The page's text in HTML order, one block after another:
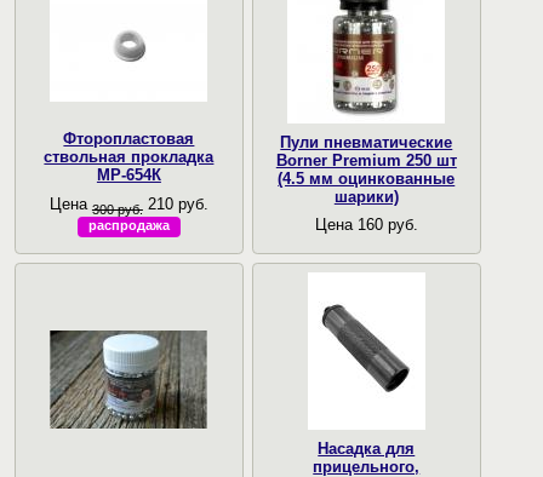
Фторопластовая
ствольная прокладка
МР-654К
Цена 300 руб. 210 руб.
распродажа
Пули пневматические
Borner Premium 250 шт
(4.5 мм оцинкованные
шарики)
Цена 160 руб.
Насадка для
прицельного,